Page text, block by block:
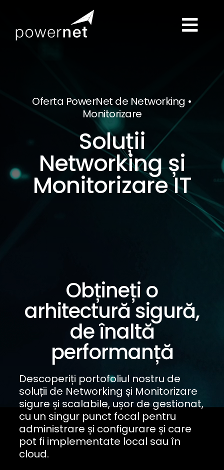
content
DESPRE NOI
BLOG
Oferta PowerNet de Networking •
Monitorizare
Soluții
Networking și
Monitorizare IT
Obțineți o
arhitectură sigură,
de înaltă
performanță
Descoperiți portofoliul nostru de
soluții de Networking și Monitorizare
sigure și scalabile, ușor de gestionat,
cu un singur punct focal pentru
administrare și configurare și care
pot fi implementate local sau în
cloud.